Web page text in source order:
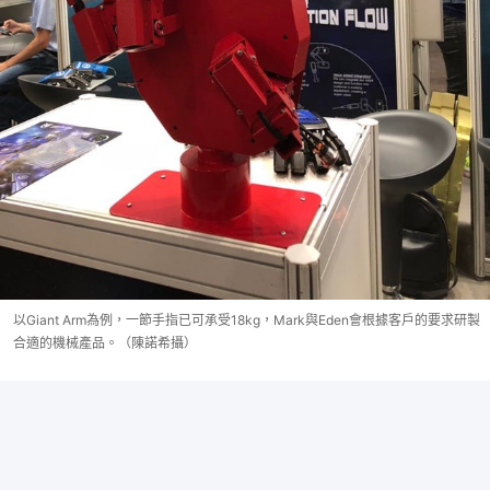
以Giant Arm為例，一節手指已可承受18kg，Mark與Eden會根據客戶的要求研製
合適的機械產品。（陳諾希攝）